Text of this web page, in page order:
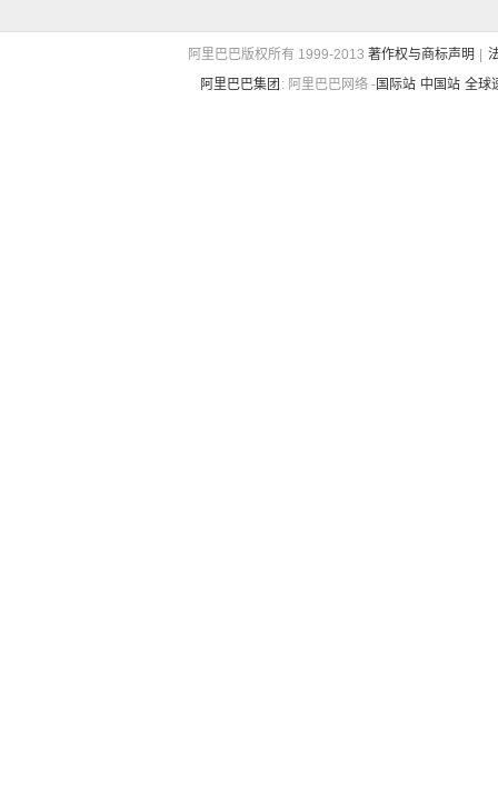
阿里巴巴版权所有 1999-2013 著作权与商标声明
阿里巴巴集团 : 阿里巴巴网络 -国际站 中国站 全球